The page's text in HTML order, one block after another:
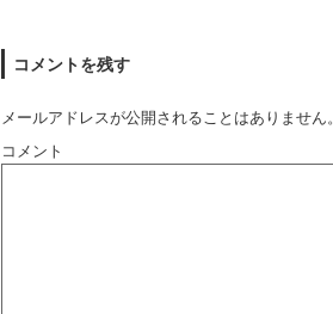
コメントを残す
メールアドレスが公開されることはありません。
コメント